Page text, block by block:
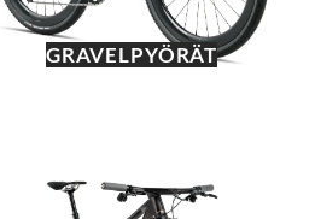
GRAVELPYÖRÄT